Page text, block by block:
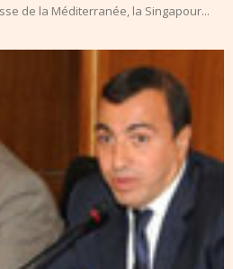
de la Méditerranée, la Singapour...